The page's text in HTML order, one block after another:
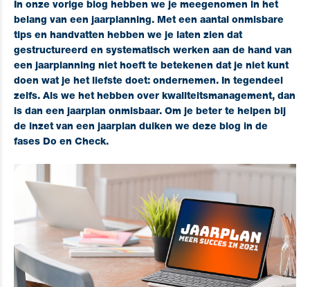
In onze vorige blog hebben we je meegenomen in het
belang van een jaarplanning. Met een aantal onmisbare
tips en handvatten hebben we je laten zien dat
gestructureerd en systematisch werken aan de hand van
een jaarplanning niet hoeft te betekenen dat je niet kunt
doen wat je het liefste doet: ondernemen. In tegendeel
zelfs. Als we het hebben over kwaliteitsmanagement, dan
is dan een jaarplan onmisbaar. Om je beter te helpen bij
de inzet van een jaarplan duiken we deze blog in de
fases Do en Check.